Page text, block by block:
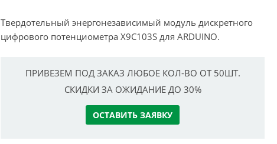
Твердотельный энергонезависимый модуль дискретного
цифрового потенциометра X9C103S для ARDUINO.
ПРИВЕЗЕМ ПОД ЗАКАЗ ЛЮБОЕ КОЛ-ВО ОТ 50ШТ.
СКИДКИ ЗА ОЖИДАНИЕ ДО 30%
ОСТАВИТЬ ЗАЯВКУ